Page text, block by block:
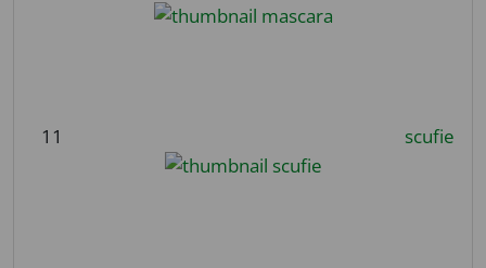
11 scufie